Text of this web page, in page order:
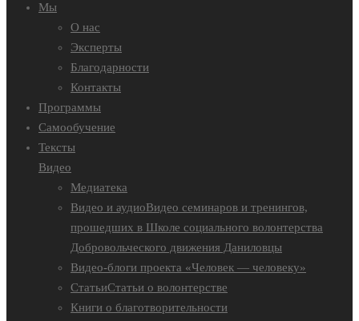
Мы
О нас
Эксперты
Благодарности
Контакты
Программы
Самообучение
Тексты
Видео
Медиатека
Видео и аудиоВидео семинаров и тренингов,
прошедших в Школе социального волонтерства
Добровольческого движения Даниловцы
Видео-блоги проекта «Человек — человеку»
СтатьиСтатьи о волонтерстве
Книги о благотворительности